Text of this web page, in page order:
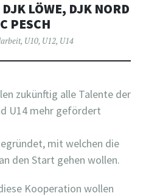
LÖWE, DJK NORD
PESCH
, U10, U12, U14
zukünftig alle Talente der
U14 mehr gefördert
mit welchen die
den Start gehen wollen.
Kooperation wollen